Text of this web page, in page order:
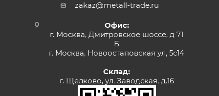
zakaz@metall-trade.ru
Офис:
г. Москва, Дмитровское шоссе, д 71
Б
г. Москва, Новоостаповская ул, 5с14
Склад:
г. Щелково, ул. Заводская, д.16